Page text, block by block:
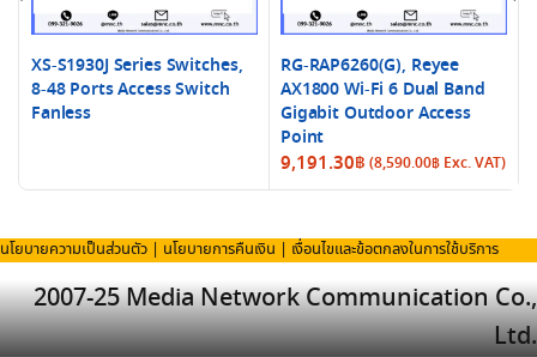
XS-S1930J Series Switches,
8-48 Ports Access Switch
Fanless
RG-RAP6260(G), Reyee
AX1800 Wi-Fi 6 Dual Band
Gigabit Outdoor Access
Point
9,191.30฿ (8,590.00฿ Exc. VAT)
นโยบายความเป็นส่วนตัว นโยบายการคืนเงิน เงื่อนไขและข้อตกลงในการใช้บริการ
2007-25 Media Network Communication Co.,
Ltd.